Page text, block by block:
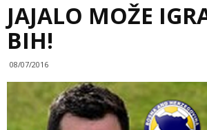
JAJALO MOŽE
BIH!
08/07/2016